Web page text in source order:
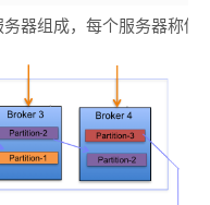
器组成，每个服务器称